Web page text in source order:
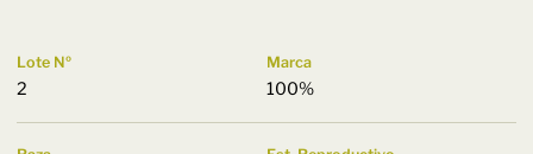
Lote Nº
2
Marca
100%